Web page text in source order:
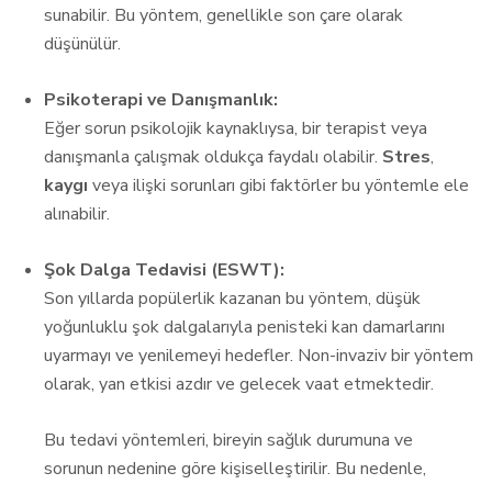
sunabilir. Bu yöntem, genellikle son çare olarak
düşünülür.
Psikoterapi ve Danışmanlık:
Eğer sorun psikolojik kaynaklıysa, bir terapist veya
danışmanla çalışmak oldukça faydalı olabilir. Stres,
kaygı veya ilişki sorunları gibi faktörler bu yöntemle ele
alınabilir.
Şok Dalga Tedavisi (ESWT):
Son yıllarda popülerlik kazanan bu yöntem, düşük
yoğunluklu şok dalgalarıyla penisteki kan damarlarını
uyarmayı ve yenilemeyi hedefler. Non-invaziv bir yöntem
olarak, yan etkisi azdır ve gelecek vaat etmektedir.
Bu tedavi yöntemleri, bireyin sağlık durumuna ve
sorunun nedenine göre kişiselleştirilir. Bu nedenle,